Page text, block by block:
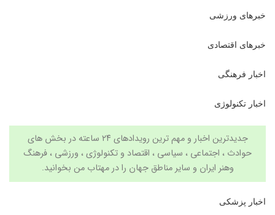
خبرهای ورزشی
خبرهای اقتصادی
اخبار فرهنگی
اخبار تکنولوژی
جدیدترین اخبار و مهم ترین رویدادهای ۲۴ ساعته در بخش های
حوادث ، اجتماعی ، سیاسی ، اقتصاد و تکنولوژی، ورزشی ، فرهنگ
وهنر ایران و سایر مناطق جهان را درمهتاب من بخوانید.
اخبار پزشکی